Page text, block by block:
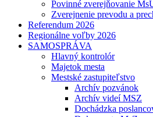
Povinné zverejňovanie
Zverejnenie prevodu a
Referendum 2026
Regionálne voľby 2026
SAMOSPRÁVA
Hlavný kontrolór
Majetok mesta
Mestské zastupiteľstvo
Archív pozvánok
Archív videí MSZ
Dochádzka